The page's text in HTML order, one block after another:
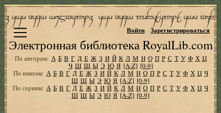
Электронная библиотека RoyalLib.com
Войти Зарегистрироваться
По авторам: А Б В Г Д Е Ж З И Й К Л М Н О П Р С Т У Ф Х Ц
Ч Ш Щ Ы Э Ю Я [A-Z] [0-9]
По книгам: А Б В Г Д Е Ж З И Й К Л М Н О П Р С Т У Ф Х Ц Ч
Ш Щ Ы Э Ю Я [A-Z] [0-9]
По сериям: А Б В Г Д Е Ж З И Й К Л М Н О П Р С Т У Ф Х Ц Ч
Ш Щ Ы Э Ю Я [A-Z] [0-9]